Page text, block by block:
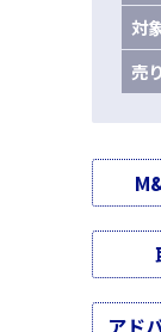
対
売
アド